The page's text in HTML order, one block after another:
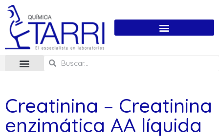
Creatinina – Creatinina
enzimática AA líquida